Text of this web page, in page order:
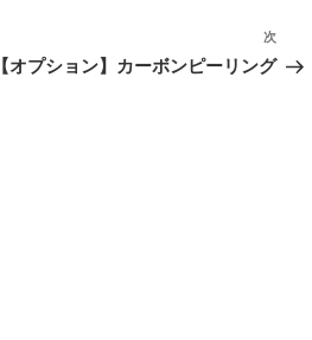
次
の
次
【オプション】カーボンピーリング